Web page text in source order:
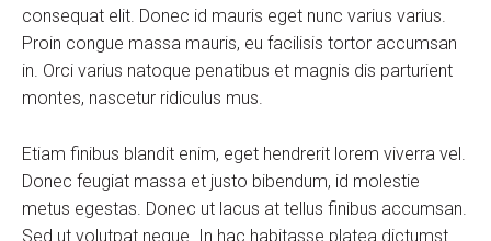
consequat elit. Donec id mauris eget nunc varius varius.
Proin congue massa mauris, eu facilisis tortor accumsan
in. Orci varius natoque penatibus et magnis dis parturient
montes, nascetur ridiculus mus.
Etiam finibus blandit enim, eget hendrerit lorem viverra vel.
Donec feugiat massa et justo bibendum, id molestie
metus egestas. Donec ut lacus at tellus finibus accumsan.
Sed ut volutpat neque. In hac habitasse platea dictumst.